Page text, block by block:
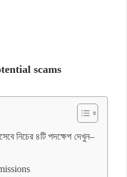
scams
নিচের ৪টি পদক্ষেপ দেখুন–